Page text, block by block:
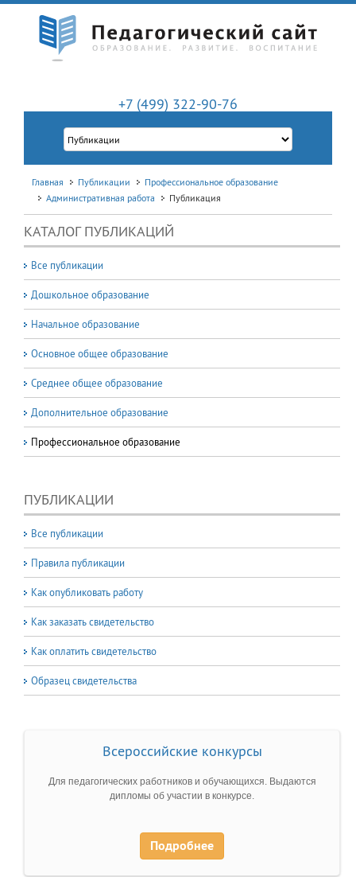
+7 (499) 322-90-76
Главная Публикации
Профессиональное образование
Административная работа
Публикация
КАТАЛОГ ПУБЛИКАЦИЙ
Все публикации
Дошкольное образование
Начальное образование
Основное общее образование
Среднее общее образование
Дополнительное образование
Профессиональное образование
ПУБЛИКАЦИИ
Все публикации
Правила публикации
Как опубликовать работу
Как заказать свидетельство
Как оплатить свидетельство
Образец свидетельства
Всероссийские конкурсы
Для педагогических работников и обучающихся. Выдаются
дипломы об участии в конкурсе.
Подробнее